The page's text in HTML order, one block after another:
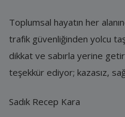
Toplumsal hayatın her
trafik güvenliğinden yolcu
dikkat ve sabırla yerine
teşekkür ediyor; kazasız,
Sadık Recep Kara